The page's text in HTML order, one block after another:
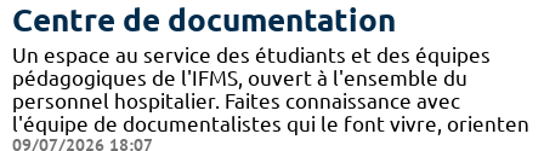
Centre de documentation
Un espace au service des étudiants et des équipes
pédagogiques de l'IFMS, ouvert à l'ensemble du
personnel hospitalier. Faites connaissance avec
l'équipe de documentalistes qui le font vivre, orienten
09/07/2026 18:07